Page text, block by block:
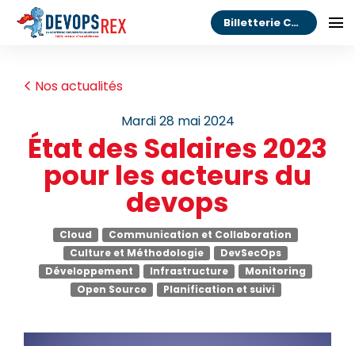
Billetterie Congrès
Nos actualités
mardi 28 mai 2024
État des Salaires 2023
pour les acteurs du
devops
Cloud
Communication et Collaboration
Culture et Méthodologie
DevSecOps
Développement
Infrastructure
Monitoring
Open Source
Planification et suivi